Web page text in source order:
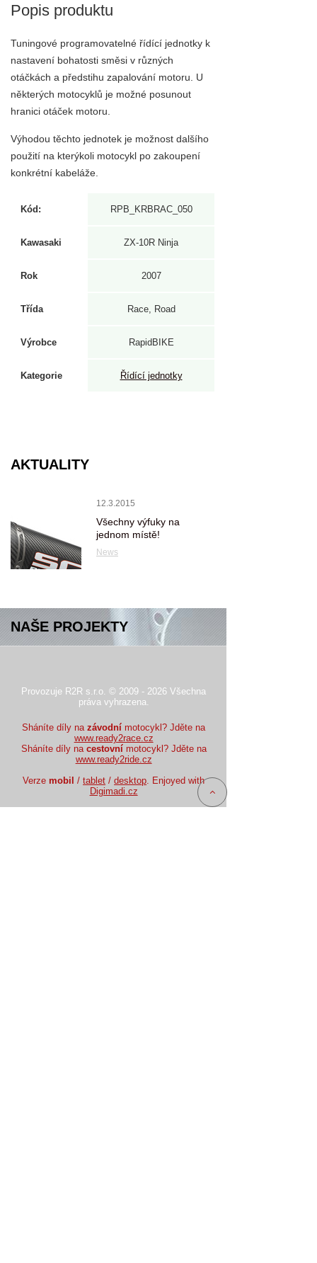
Popis produktu
Tuningové programovatelné řídící jednotky k
nastavení bohatosti směsi v různých
otáčkách a předstihu zapalování motoru. U
některých motocyklů je možné posunout
hranici otáček motoru.
Výhodou těchto jednotek je možnost dalšího
použití na kterýkoli motocykl po zakoupení
konkrétní kabeláže.
Kód: RPB_KRBRAC_050
Kawasaki ZX-10R Ninja
Rok 2007
Třída Race, Road
Výrobce RapidBIKE
Kategorie Řídící jednotky
AKTUALITY
12.3.2015
Všechny výfuky na
jednom místě!
News
NAŠE PROJEKTY
Provozuje R2R s.r.o. © 2009 - 2026 Všechna
práva vyhrazena.
Sháníte díly nazávodní motocykl? Jděte na
www.ready2race.cz
Sháníte díly na cestovnímotocykl? Jděte na
www.ready2ride.cz
Verze mobil /tablet /desktop . Enjoyed with
Digimadi.cz